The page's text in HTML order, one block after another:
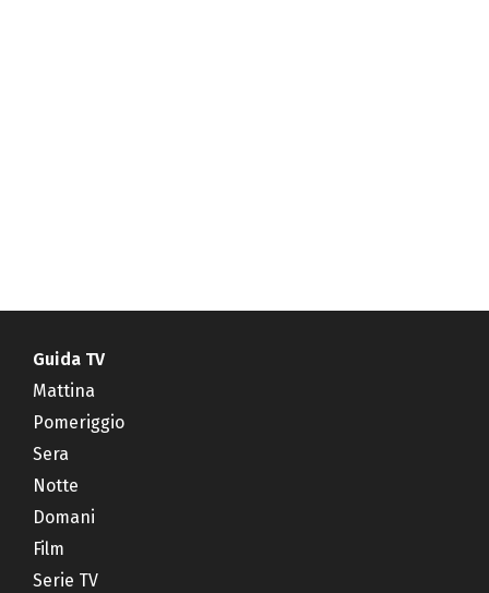
Guida TV
Mattina
Pomeriggio
Sera
Notte
Domani
Film
Serie TV